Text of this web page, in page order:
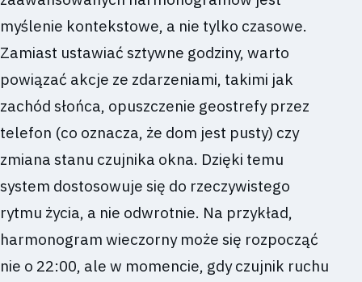
myślenie kontekstowe, a nie tylko czasowe.
Zamiast ustawiać sztywne godziny, warto
powiązać akcje ze zdarzeniami, takimi jak
zachód słońca, opuszczenie geostrefy przez
telefon (co oznacza, że dom jest pusty) czy
zmiana stanu czujnika okna. Dzięki temu
system dostosowuje się do rzeczywistego
rytmu życia, a nie odwrotnie. Na przykład,
harmonogram wieczorny może się rozpocząć
nie o 22:00, ale w momencie, gdy czujnik ruchu